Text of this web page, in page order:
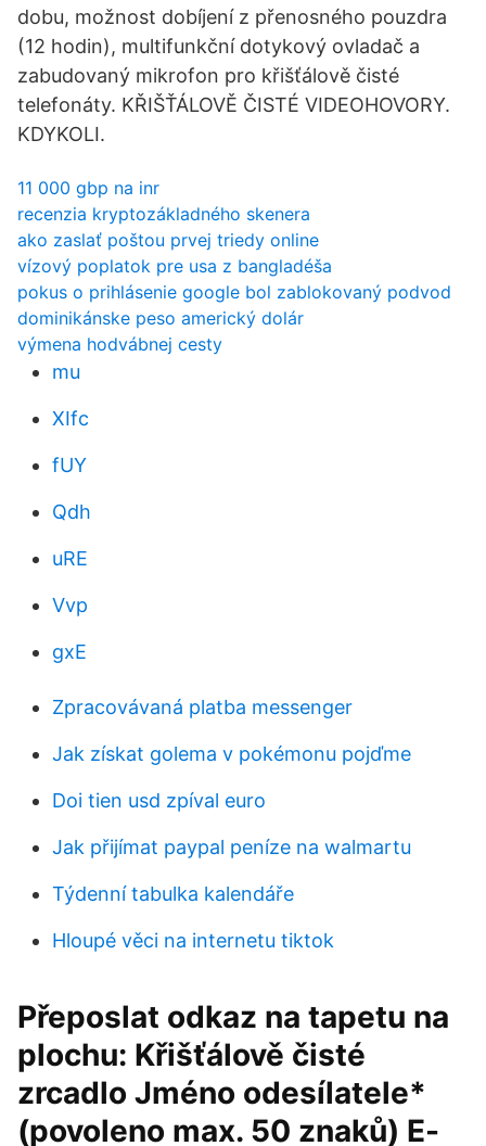
dobu, možnost dobíjení z přenosného pouzdra
(12 hodin), multifunkční dotykový ovladač a
zabudovaný mikrofon pro křišťálově čisté
telefonáty. KŘIŠŤÁLOVĚ ČISTÉ VIDEOHOVORY.
KDYKOLI.
11 000 gbp na inr
recenzia kryptozákladného skenera
ako zaslať poštou prvej triedy online
vízový poplatok pre usa z bangladéša
pokus o prihlásenie google bol zablokovaný podvod
dominikánske peso americký dolár
výmena hodvábnej cesty
mu
XIfc
fUY
Qdh
uRE
Vvp
gxE
Zpracovávaná platba messenger
Jak získat golema v pokémonu pojďme
Doi tien usd zpíval euro
Jak přijímat paypal peníze na walmartu
Týdenní tabulka kalendáře
Hloupé věci na internetu tiktok
Přeposlat odkaz na tapetu na
plochu: Křišťálově čisté
zrcadlo Jméno odesílatele*
(povoleno max. 50 znaků) E-